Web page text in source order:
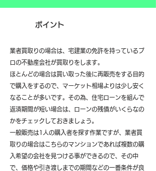
ポイント
業者買取りの場合は、宅建業の免許を持っているプ
ロの不動産会社が買取りをします。
ほとんどの場合は買い取った後に再販売をする目的
で購入をするので、マーケット相場よりは少し安く
なることが多いです。その為、住宅ローンを組んで
返済期間が短い場合は、ローンの残債がいくらなの
かをチェックしておきましょう。
一般販売は1人の購入者を探す作業ですが、業者買
取りの場合はこちらのマンションであれば複数の購
入希望の会社を見つける事ができるので、その中
で、価格や引き渡しまでの期間などの一番条件が良